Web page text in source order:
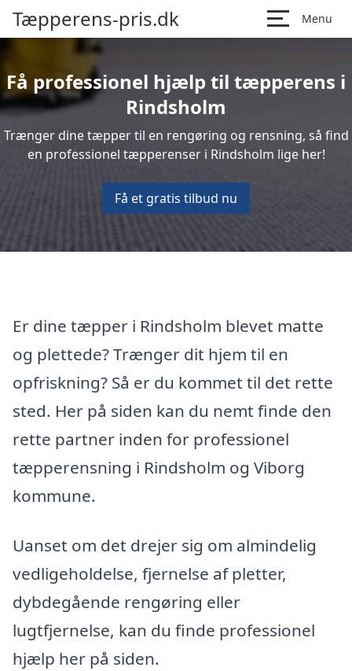
Tæpperens-pris.dk Menu
Få professionel hjælp til tæpperens i
Rindsholm
Trænger dine tæpper til en rengøring og rensning, så find
en professionel tæpperenser i Rindsholm lige her!
Få et gratis tilbud nu
Er dine tæpper i Rindsholm blevet matte
og plettede? Trænger dit hjem til en
opfriskning? Så er du kommet til det rette
sted. Her på siden kan du nemt finde den
rette partner inden for professionel
tæpperensning i Rindsholm og Viborg
kommune.
Uanset om det drejer sig om almindelig
vedligeholdelse, fjernelse af pletter,
dybdegående rengøring eller
lugtfjernelse, kan du finde professionel
hjælp her på siden.